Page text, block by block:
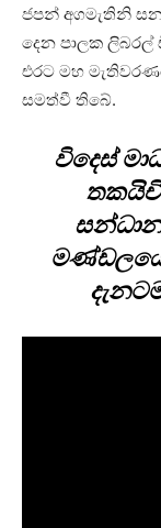
ජපන් අගමැතිනි
දෙන පාලක ලිබරල්
එරට මහ
සමත්වී තිබේ.
විදෙස්